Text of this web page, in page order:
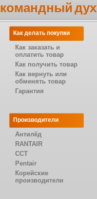
Как делать покупки
Как заказать и
оплатить товар
Как получить товар
Как вернуть или
обменять товар
Гарантия
Производители
Антилёд
RANTAIR
CCT
Pentair
Корейские
производители